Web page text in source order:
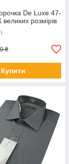
De Luxe 47-
розмірів
₴
Купити